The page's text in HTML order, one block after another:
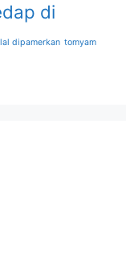
di
dipamerkan tomyam